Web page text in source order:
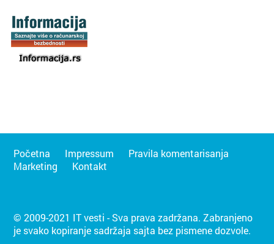
Početna Impressum
Pravila komentarisanja
Marketing
Kontakt
© 2009-2021 IT vesti - Sva prava zadržana. Zabranjeno
je svako kopiranje sadržaja sajta bez pismene dozvole.